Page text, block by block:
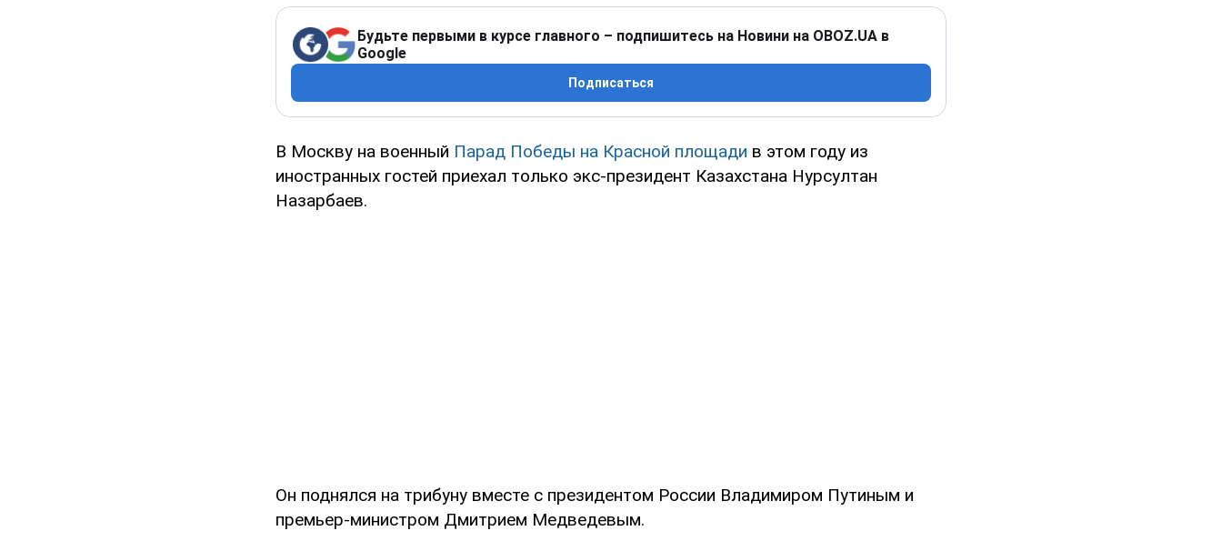
Будьте первыми в курсе главного – подпишитесь на Новини на OBOZ.UA в
Google
Подписаться
В Москву на военный Парад Победы на Красной площади в этом году из
иностранных гостей приехал только экс-президент Казахстана Нурсултан
Назарбаев.
Он поднялся на трибуну вместе с президентом России Владимиром Путиным и
премьер-министром Дмитрием Медведевым.